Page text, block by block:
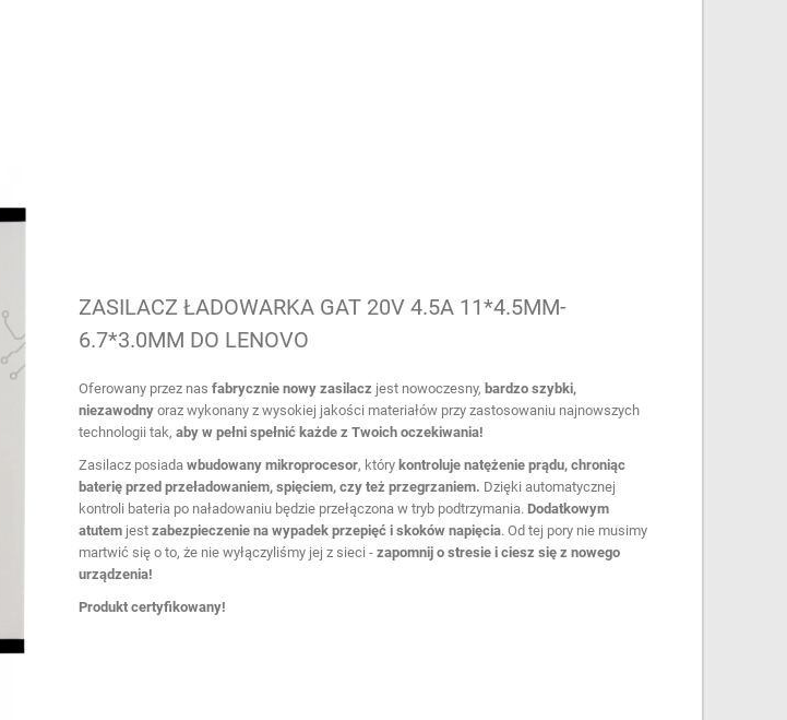
ZASILACZ ŁADOWARKA GAT 20V 4.5A 11*4.5MM-
6.7*3.0MM DO LENOVO
Oferowany przez nas fabrycznie nowy zasilaczjest nowoczesny, bardzo szybki,
niezawodnyoraz wykonany z wysokiej jakości materiałów przy zastosowaniu najnowszych
technologii tak, aby w pełni spełnić każde z Twoich oczekiwania!
Zasilacz posiada wbudowany mikroprocesor, który kontroluje natężenie prądu, chroniąc
baterię przed przeładowaniem, spięciem, czy też przegrzaniem. Dzięki automatycznej
kontroli bateria po naładowaniu będzie przełączona w tryb podtrzymania. Dodatkowym
atutemjest zabezpieczenie na wypadek przepięć i skoków napięcia. Od tej pory nie musimy
martwić się o to, że nie wyłączyliśmy jej z sieci - zapomnij o stresie i ciesz się z nowego
urządzenia!
Produkt certyfikowany!